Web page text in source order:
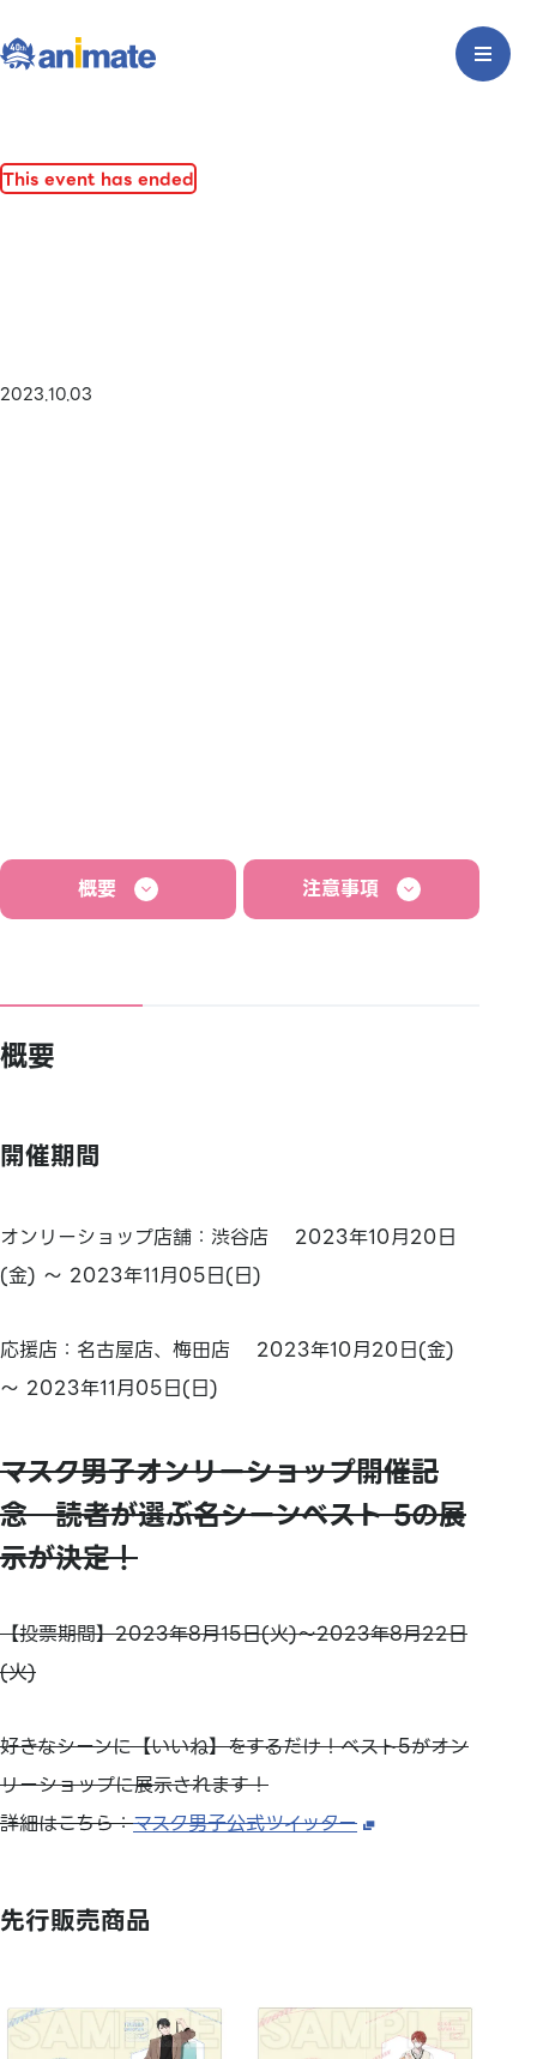
This event has ended
2023.10.03
概要 注意事項
概要
開催期間
オンリーショップ店舗：渋谷店 2023年10月20日
(金) ～ 2023年11月05日(日)
応援店：名古屋店、梅田店 2023年10月20日(金)
～ 2023年11月05日(日)
マスク男子オンリーショップ開催記
念 読者が選ぶ名シーンベスト 5の展
示が決定！
【投票期間】2023年8月15日(火)～2023年8月22日
(火)
好きなシーンに【いいね】をするだけ！ベスト5がオン
リーショップに展示されます！
詳細はこちら：マスク男子公式ツイッター
先行販売商品